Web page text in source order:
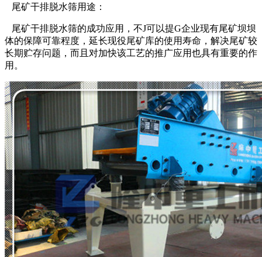
尾矿干排脱水筛用途：
尾矿干排脱水筛的成功应用，不J可以提G企业现有尾矿坝坝
体的保障可靠程度，延长现役尾矿库的使用寿命，解决尾矿较
长期贮存问题，而且对加快该工艺的推广应用也具有重要的作
用。